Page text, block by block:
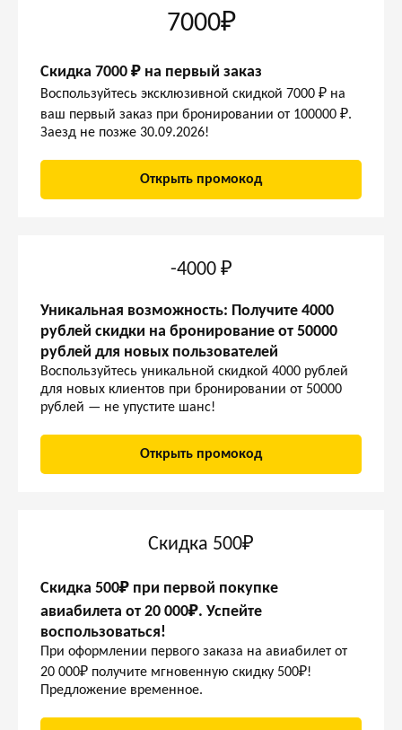
7000₽
Скидка 7000 ₽ на первый заказ
Воспользуйтесь эксклюзивной скидкой 7000 ₽ на
ваш первый заказ при бронировании от 100000 ₽.
Заезд не позже 30.09.2026!
Открыть промокод
-4000 ₽
Уникальная возможность: Получите 4000
рублей скидки на бронирование от 50000
рублей для новых пользователей
Воспользуйтесь уникальной скидкой 4000 рублей
для новых клиентов при бронировании от 50000
рублей — не упустите шанс!
Открыть промокод
Скидка 500₽
Скидка 500₽ при первой покупке
авиабилета от 20 000₽. Успейте
воспользоваться!
При оформлении первого заказа на авиабилет от
20 000₽ получите мгновенную скидку 500₽!
Предложение временное.